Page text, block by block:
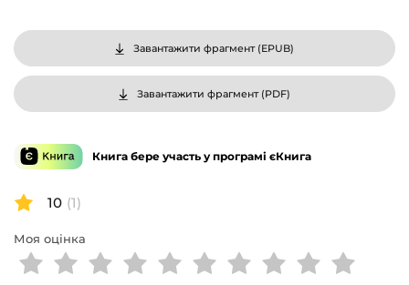
бере у руки меч і тренується майже щодня із сильним
досвідченим воїном. І робить це не лише тому, що дуже
полюбляє — на неї чекають чотири випробування у
“головного зла королівства”, Моракса, які є частиною
угоди, укладеної з тим, для кого вигода — понад усе.
Завантажити фрагмент (EPUB)
Завантажити фрагмент (PDF)
Книга бере участь у програмі єКнига
10 (1)
Моя оцінка